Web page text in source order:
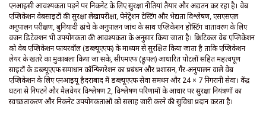
एनआईसी आवश्यकता पड़ने पर निकनेट के लिए सुरक्षा नीतियां तैयार और अद्यतन कर रहा है। वेब
एप्लिकेशन वेबसाइटों की सुरक्षा लेखापरीक्षा, पेनेट्रेशन टेस्टिंग और भेद्यता विश्लेषण, एसएसएल
अनुपालन परीक्षण, बुनियादी ढांचे के अनुपालन जांच के साथ एप्लिकेशन होस्टिंग वातावरण के लिए
वर्जन डिटेक्शन भी उपयोगकर्ता की आवश्यकता के अनुसार किया जाता है। क्रिटिकल वेब एप्लिकेशन
को वेब एप्लिकेशन फायरवॉल (डब्ल्यूएएफ) के माध्यम से सुरक्षित किया जाता है ताकि एप्लिकेशन
लेयर के खतरे का मुकाबला किया जा सके, सीएमएफ (ड्रुपल) आधारित पोर्टलों सहित महत्वपूर्ण
साइटों के डब्ल्यूएएफ समाधान कॉन्फ़िगरेशन का प्रबंधन और प्रशासन, गैर-अनुपालन वाले वेब
एप्लिकेशन के लिए एनआईयू हैदराबाद में डब्ल्यूएएफ सेवा समर्थन और 24 × 7 निगरानी सेवा। केंद्र
घटना से निपटने और मैलवेयर विश्लेषण 2, विश्लेषण परिणामों के आधार पर सुरक्षा नियंत्रणों का
स्वच्छताकरण और निकनेट उपयोगकर्ताओं को सलाह जारी करने की सुविधा प्रदान करता है।